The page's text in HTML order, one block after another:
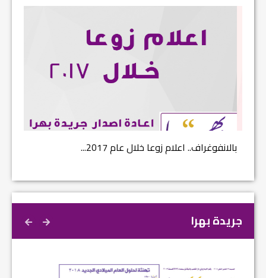
بالانفوغراف.. اعلام زوعا خلال عام 2017...
جريدة بهرا